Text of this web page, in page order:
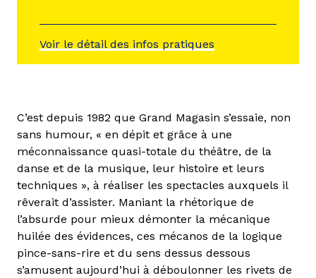
Voir le détail des infos pratiques
C’est depuis 1982 que Grand Magasin s’essaie, non
sans humour, « en dépit et grâce à une
méconnaissance quasi-totale du théâtre, de la
danse et de la musique, leur histoire et leurs
techniques », à réaliser les spectacles auxquels il
rêverait d’assister. Maniant la rhétorique de
l’absurde pour mieux démonter la mécanique
huilée des évidences, ces mécanos de la logique
pince-sans-rire et du sens dessus dessous
s’amusent aujourd’hui à déboulonner les rivets de